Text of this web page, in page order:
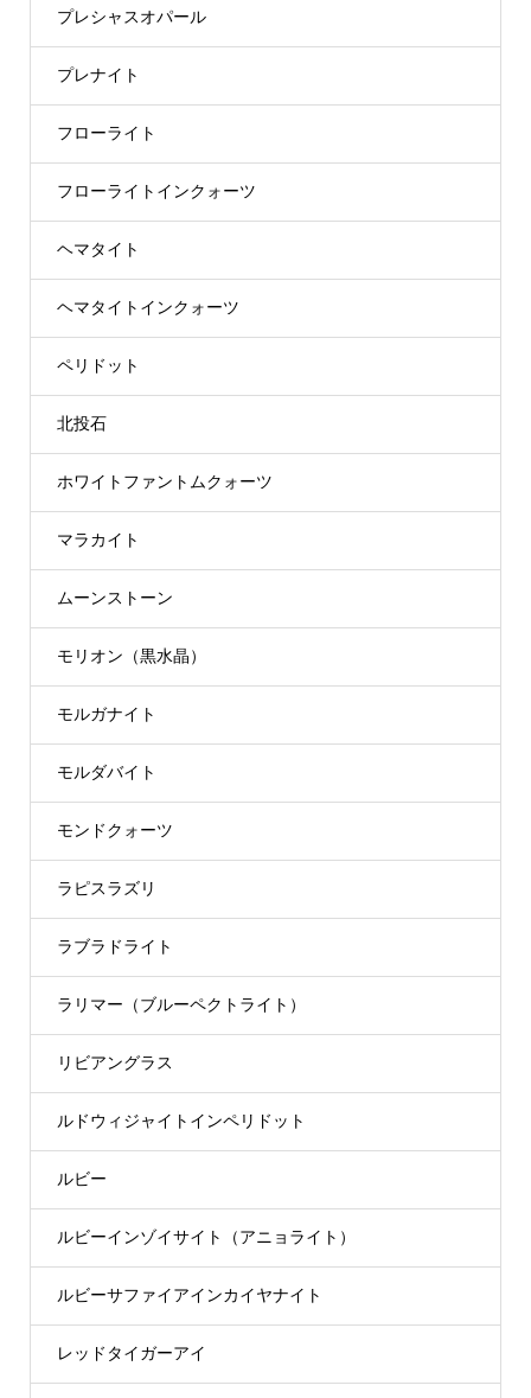
プレシャスオパール
プレナイト
フローライト
フローライトインクォーツ
ヘマタイト
ヘマタイトインクォーツ
ペリドット
北投石
ホワイトファントムクォーツ
マラカイト
ムーンストーン
モリオン（黒水晶）
モルガナイト
モルダバイト
モンドクォーツ
ラピスラズリ
ラブラドライト
ラリマー（ブルーペクトライト）
リビアングラス
ルドウィジャイトインペリドット
ルビー
ルビーインゾイサイト（アニョライト）
ルビーサファイアインカイヤナイト
レッドタイガーアイ